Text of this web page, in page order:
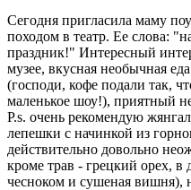
Сегодня пригласила маму
походом в театр. Ее слова:
праздник!" Интересный
музее, вкусная необычная
(господи, кофе подали так,
маленькое шоу!), приятный
P.s. очень рекомендую
лепешки с начинкой из
действительно довольно
кроме трав - грецкий орех, в
чесноком и сушеная вишня),